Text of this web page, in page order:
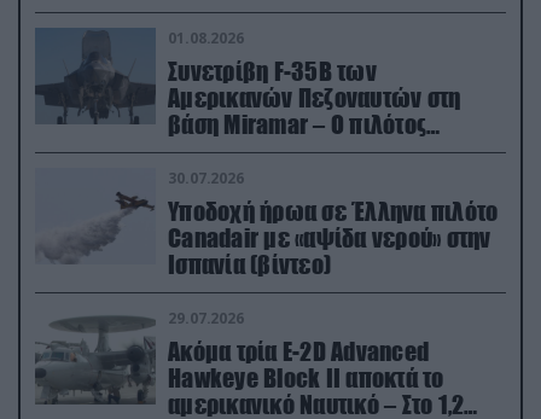
01.08.2026
Συνετρίβη F-35B των
Αμερικανών Πεζοναυτών στη
βάση Miramar – Ο πιλότος
εκτινάχθηκε εγκαίρως
30.07.2026
Υποδοχή ήρωα σε Έλληνα πιλότο
Canadair με «αψίδα νερού» στην
Ισπανία (βίντεο)
29.07.2026
Ακόμα τρία E-2D Advanced
Hawkeye Block II αποκτά το
αμερικανικό Ναυτικό – Στο 1,2